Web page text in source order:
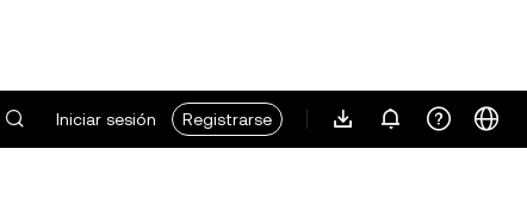
Iniciar sesión Registrarse